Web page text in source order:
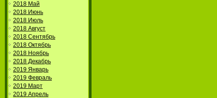
2018 Май
2018 Июнь
2018 Июль
2018 Август
2018 Сентябрь
2018 Октябрь
2018 Ноябрь
2018 Декабрь
2019 Январь
2019 Февраль
2019 Март
2019 Апрель